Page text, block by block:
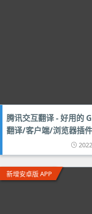
腾讯交互翻译 - 好用的
翻译/客户端/浏览器插件
新增安卓版 APP